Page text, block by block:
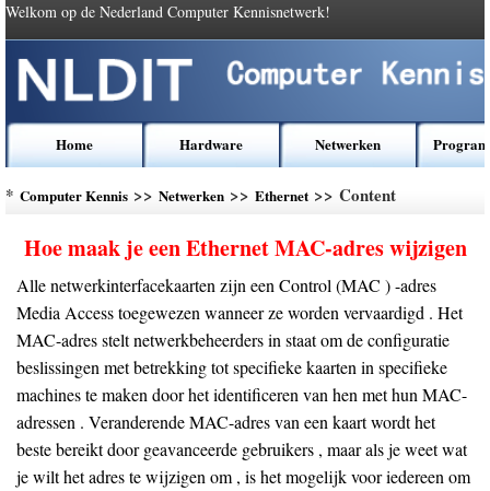
Welkom op de Nederland Computer Kennisnetwerk!
Home Hardware Netwerken
* Computer Kennis >> Netwerken >> Ethernet>> Content
Hoe maak je een Ethernet MAC-adres wijzigen
Alle netwerkinterfacekaarten zijn een Control (MAC ) -adres
Media Access toegewezen wanneer ze worden vervaardigd . Het
MAC-adres stelt netwerkbeheerders in staat om de configuratie
beslissingen met betrekking tot specifieke kaarten in specifieke
machines te maken door het identificeren van hen met hun MAC-
adressen . Veranderende MAC-adres van een kaart wordt het
beste bereikt door geavanceerde gebruikers , maar als je weet wat
je wilt het adres te wijzigen om , is het mogelijk voor iedereen om